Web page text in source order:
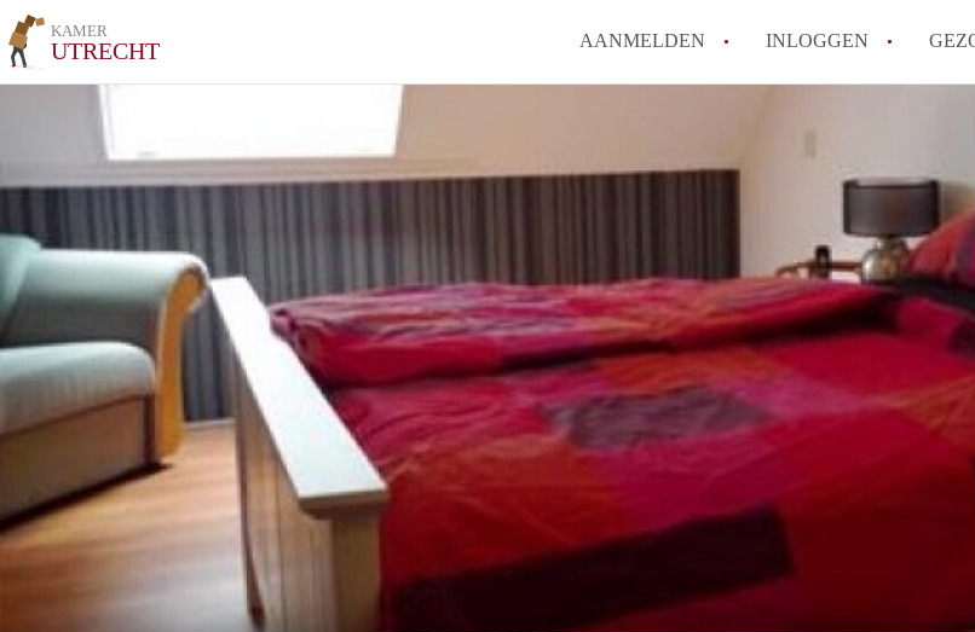
KAMER
UTRECHT AANMELDEN INLOGGEN
Tips: om in
Hoe werkt
How to
Alle